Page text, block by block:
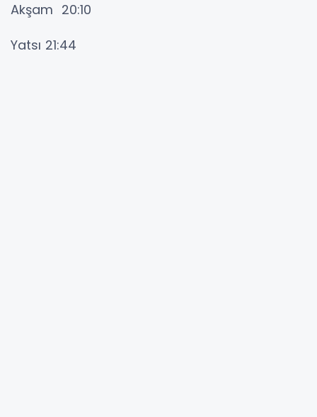
Akşam 20:10
Yatsı 21:44